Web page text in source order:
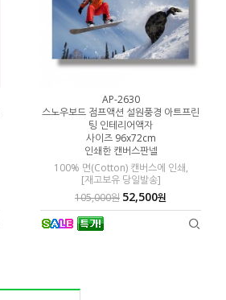
AP-2630
스노우보드 점프액션 설원풍경 아트프린
팅 인테리어액자
사이즈 96x72cm
인쇄한 캔버스판넬
100% 면(Cotton) 캔버스에 인쇄,
[재고보유 당일발송]
105,000원 52,500원